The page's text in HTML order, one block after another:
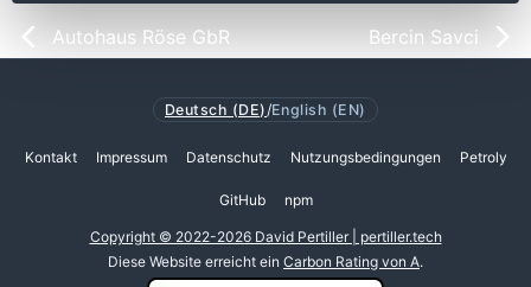
Autohaus Röse GbR Bercin Savci
Deutsch (DE) /English (EN)
Kontakt Impressum Datenschutz Nutzungsbedingungen Petroly
GitHub npm
Copyright © 2022-2026 David Pertiller | pertiller.tech
Diese Website erreicht ein Carbon Rating von A.